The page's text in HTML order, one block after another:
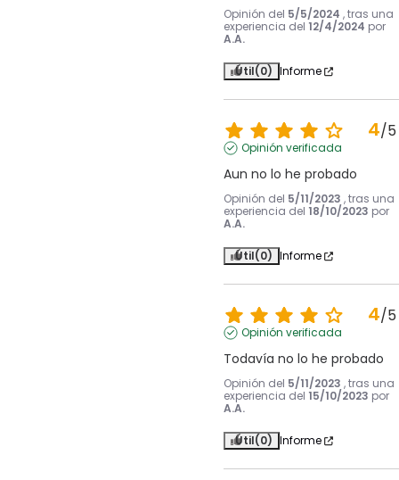
Opinión del 5/5/2024 , tras una
experiencia del 12/4/2024 por
A.A.
Útil(0) Informe
4/5
Opinión verificada
Aun no lo he probado
Opinión del 5/11/2023 , tras una
experiencia del 18/10/2023 por
A.A.
Útil(0) Informe
4/5
Opinión verificada
Todavía no lo he probado
Opinión del 5/11/2023 , tras una
experiencia del 15/10/2023 por
A.A.
Útil(0) Informe